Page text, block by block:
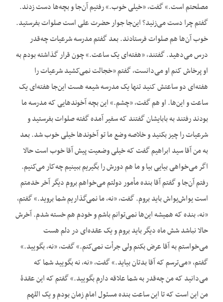
مصلحتم است.» گفت، «خیلی خوب.» رفتیم آن‌جا و بچه‌ها دست زدند.
گفتم چرا دست می‌زنید؟ این‌جا جوار حضرت علی است صلوات بفرستید.
خوب آن‌ها هم صلوات فرستادند. بعد گفتم مدرسه شرعیات چه‌قدر
درس می‌دهید. گفتند، «هفته‌ای یک ساعت.» چون قرار گذاشته بودم به
او پرخاش کنم او می‌دانست، گفتم «خجالت نمی‌کشید شرعیات را
هفته‌ای دو ساعتش کنید تنها یک مدرسه شیعه هست این‌جا هفته‌ای یک
ساعت و این‌ها. او هم گفت، «چشم.» این بچه آخوندهایی که مدرسه ما
بودند رفتند به بابایشان گفتند که سفیر آمده گفته صلوات بفرستید و
شرعیات را چیز بکنید و خلاصه وضع ما تو آخوندها خیلی خوب شد. بعد
به من آقا سید ابراهیم گفت که خیلی وضعیت پیش آقا خوب است حالا
اگر می‌خواهی بیایی بیا و ما هم دورش را بگیریم ببینیم چه‌کار می‌کنیم.
رفتم آن‌جا و گفتم آقا بنده مأمور دولتم می‌خواهم بروم دیگر آخر خدمتم
است یواش‌یواش باید بروم. گفت، «نه، ما نمی‌گذاریم شما بروید.» گفتم،
«نه، بنده که همیشه این‌ها نمی‌توانم باشم و خودم هم خسته شدم. آخرش
حالا نباشد شش ماه دیگر باید بروم و یک عقده‌ای در دلم هست
می‌خواستم به آقا عرض بکنم ولی جرأت نمی‌کنم.» گفت، «نه، بگویید.»
گفتم، «می‌ترسم که آقا بدتان بیاید.» گفت، «نه، نه بگویید شما که
می‌دانید که من چه‌قدر به شما علاقه دارم بگویید.» گفتم که این عقدۀ
من این است که تا این ساعت بنده مسئول امام زمان بودم و یک اللهم